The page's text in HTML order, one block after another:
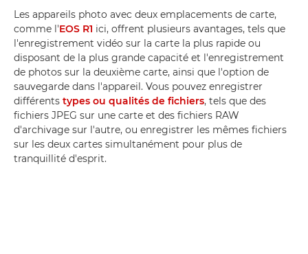
Les appareils photo avec deux emplacements de carte,
comme l'EOS R1 ici, offrent plusieurs avantages, tels que
l'enregistrement vidéo sur la carte la plus rapide ou
disposant de la plus grande capacité et l'enregistrement
de photos sur la deuxième carte, ainsi que l'option de
sauvegarde dans l'appareil. Vous pouvez enregistrer
différents types ou qualités de fichiers, tels que des
fichiers JPEG sur une carte et des fichiers RAW
d'archivage sur l'autre, ou enregistrer les mêmes fichiers
sur les deux cartes simultanément pour plus de
tranquillité d'esprit.